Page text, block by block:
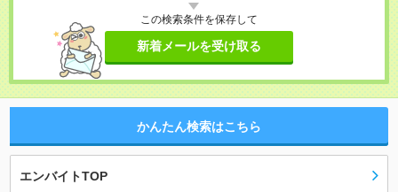
この検索条件を保存して
新着メールを受け取る
かんたん検索はこちら
エンバイトTOP